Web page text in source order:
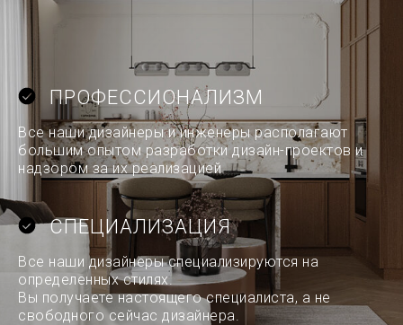
ПРОФЕССИОНАЛИЗМ
Все наши дизайнеры и инженеры располагают
большим опытом разработки дизайн-проектов и
надзором за их реализацией
СПЕЦИАЛИЗАЦИЯ
Все наши дизайнеры специализируются на
определенных стилях.
Вы получаете настоящего специалиста, а не
свободного сейчас дизайнера.